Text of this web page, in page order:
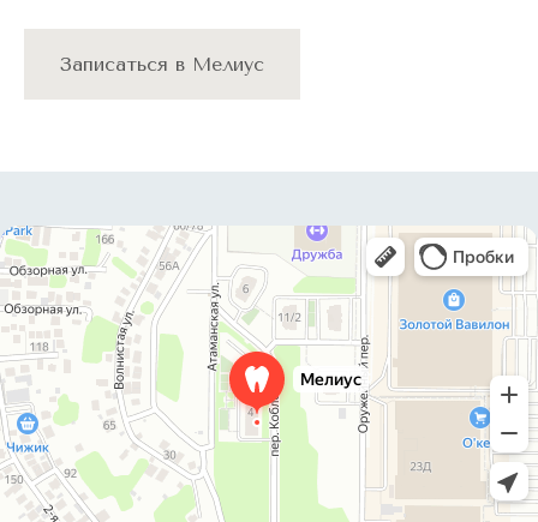
Записаться в Мелиус
Лицензия: Л041-01050-61/00905016
ОГРН: 1236100008980
Стоматология в Ростове-на-Дону